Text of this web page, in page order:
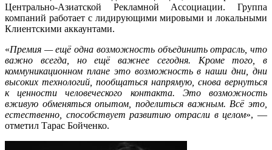
Центрально-Азиатской Рекламной Ассоциации. Группа
компаний работает с лидирующими мировыми и локальными
Клиентскими аккаунтами.
«Премия — ещё одна возможность объединить отрасль, что
важно всегда, но ещё важнее сегодня. Кроме того, в
коммуникационном плане это возможность в наши дни, дни
высоких технологий, пообщаться напрямую, снова вернуться
к ценности человеческого контакта. Это возможность
вживую обменяться опытом, поделиться важным. Всё это,
естественно, способствует развитию отрасли в целом», —
отметил Тарас Бойченко.